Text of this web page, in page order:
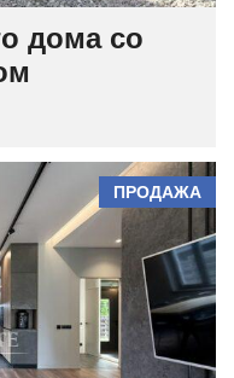
дома со
ПРОДАЖА